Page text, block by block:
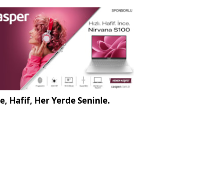
Hafif, Her Yerde Seninle.